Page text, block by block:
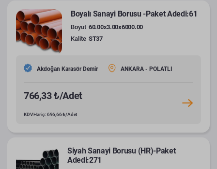
Boyalı Sanayi Borusu -Paket Adedi:61
Boyut 60.00x3.00x6000.00
Kalite ST37
Akdoğan Karasör Demir ANKARA - POLATLI
766,33 ₺/Adet
KDV Hariç: 696,66 ₺/Adet
Siyah Sanayi Borusu (HR)-Paket
Adedi:271